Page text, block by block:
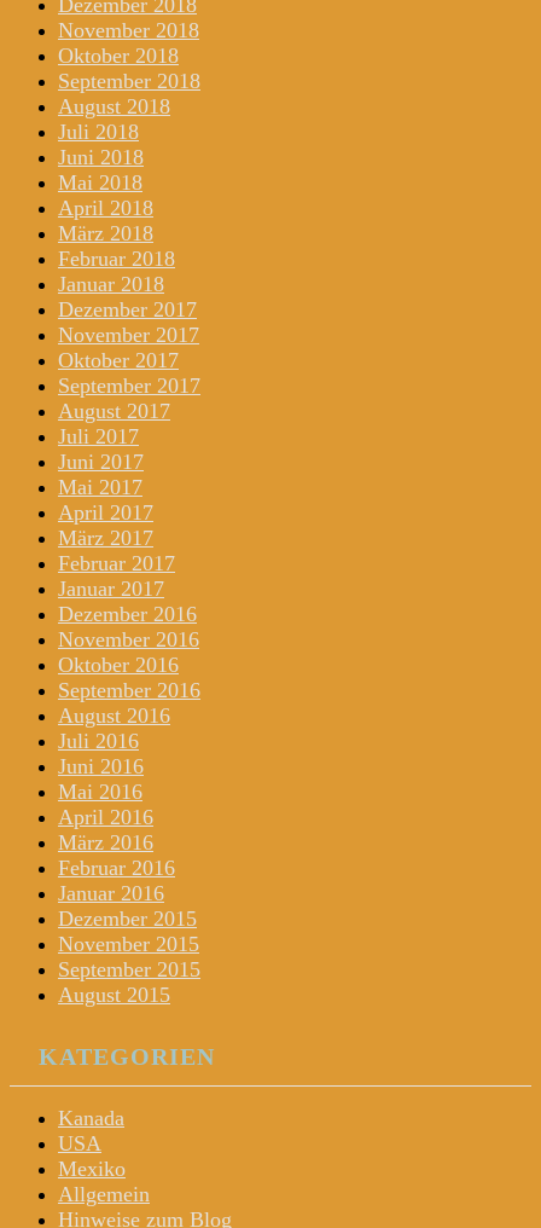
Dezember 2018
November 2018
Oktober 2018
September 2018
August 2018
Juli 2018
Juni 2018
Mai 2018
April 2018
März 2018
Februar 2018
Januar 2018
Dezember 2017
November 2017
Oktober 2017
September 2017
August 2017
Juli 2017
Juni 2017
Mai 2017
April 2017
März 2017
Februar 2017
Januar 2017
Dezember 2016
November 2016
Oktober 2016
September 2016
August 2016
Juli 2016
Juni 2016
Mai 2016
April 2016
März 2016
Februar 2016
Januar 2016
Dezember 2015
November 2015
September 2015
August 2015
KATEGORIEN
Kanada
USA
Mexiko
Allgemein
Hinweise zum Blog